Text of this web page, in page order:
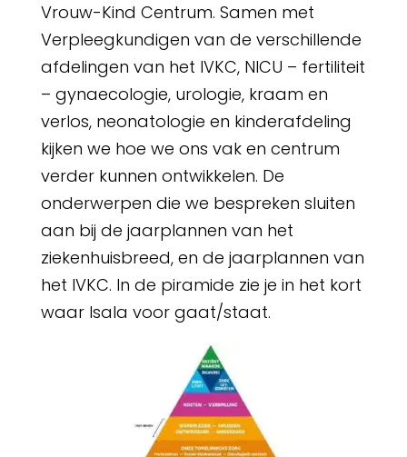
Vrouw-Kind Centrum. Samen met
Verpleegkundigen van de verschillende
afdelingen van het IVKC, NICU – fertiliteit
– gynaecologie, urologie, kraam en
verlos, neonatologie en kinderafdeling
kijken we hoe we ons vak en centrum
verder kunnen ontwikkelen. De
onderwerpen die we bespreken sluiten
aan bij de jaarplannen van het
ziekenhuisbreed, en de jaarplannen van
het IVKC. In de piramide zie je in het kort
waar Isala voor gaat/staat.